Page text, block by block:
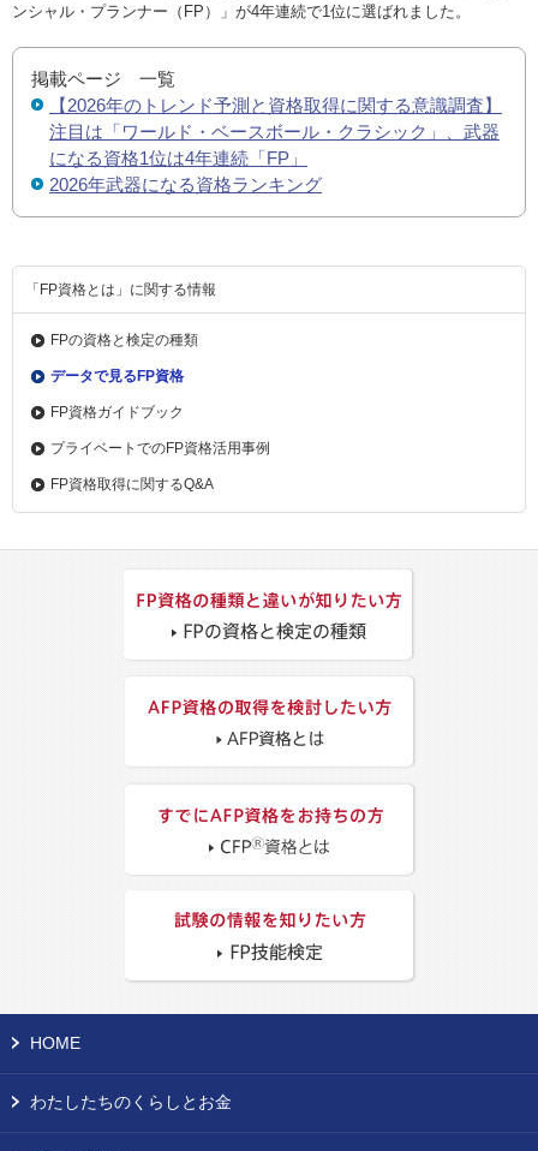
ンシャル・プランナー（FP）」が4年連続で1位に選ばれました。
掲載ページ 一覧
【2026年のトレンド予測と資格取得に関する意識調査】
注目は「ワールド・ベースボール・クラシック」、武器
になる資格1位は4年連続「FP」
2026年武器になる資格ランキング
「FP資格とは」に関する情報
FPの資格と検定の種類
データで見るFP資格
FP資格ガイドブック
プライベートでのFP資格活用事例
FP資格取得に関するQ&A
HOME
わたしたちのくらしとお金